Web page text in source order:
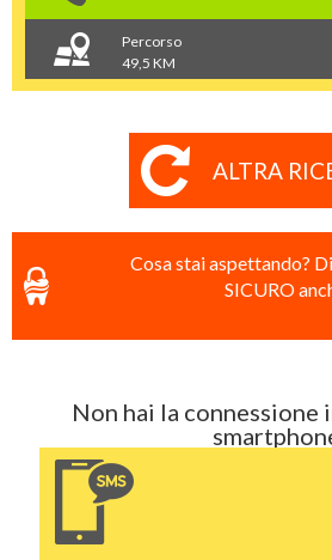
Percorso
49,5 KM
ALTRA
Cosa stai aspettando?
SICURO
Non hai la